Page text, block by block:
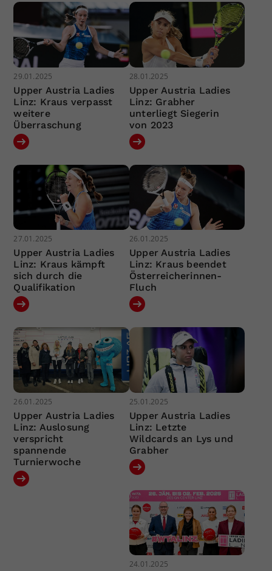
29.01.2025
Upper Austria Ladies
Linz: Kraus verpasst
weitere
Überraschung
28.01.2025
Upper Austria Ladies
Linz: Grabher
unterliegt Siegerin
von 2023
27.01.2025
Upper Austria Ladies
Linz: Kraus kämpft
sich durch die
Qualifikation
26.01.2025
Upper Austria Ladies
Linz: Kraus beendet
Österreicherinnen-
Fluch
26.01.2025
Upper Austria Ladies
Linz: Auslosung
verspricht
spannende
Turnierwoche
25.01.2025
Upper Austria Ladies
Linz: Letzte
Wildcards an Lys und
Grabher
24.01.2025